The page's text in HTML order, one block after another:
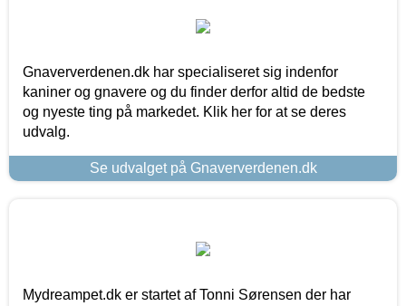
Gnaververdenen.dk har specialiseret sig indenfor
kaniner og gnavere og du finder derfor altid de bedste
og nyeste ting på markedet. Klik her for at se deres
udvalg.
Se udvalget på Gnaververdenen.dk
Mydreampet.dk er startet af Tonni Sørensen der har